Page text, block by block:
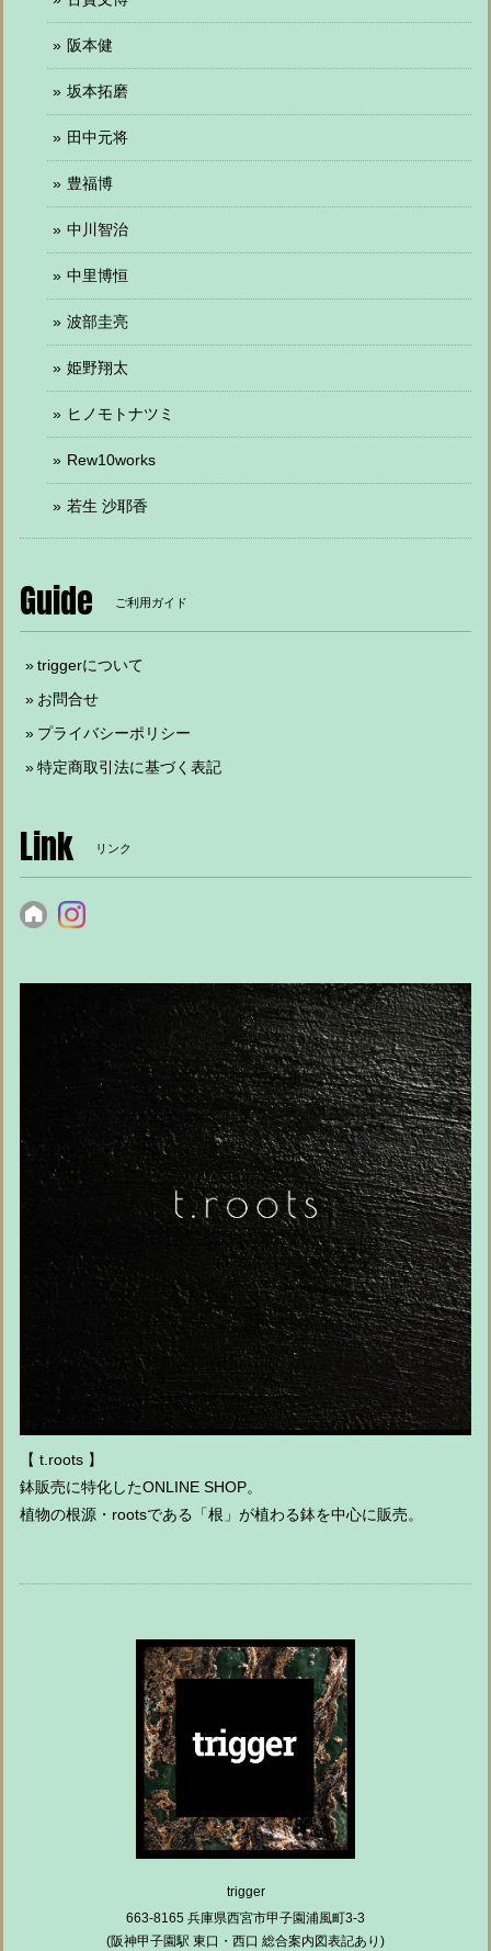
阪本健
坂本拓磨
田中元将
豊福博
中川智治
中里博恒
波部圭亮
姫野翔太
ヒノモトナツミ
Rew10works
若生 沙耶香
Guide ご利用ガイド
triggerについて
お問合せ
プライバシーポリシー
特定商取引法に基づく表記
Link リンク
【 t.roots 】
鉢販売に特化したONLINE SHOP。
植物の根源・rootsである「根」が植わる鉢を中心に販売。
trigger
663-8165 兵庫県西宮市甲子園浦風町3-3
(阪神甲子園駅 東口・西口 総合案内図表記あり)